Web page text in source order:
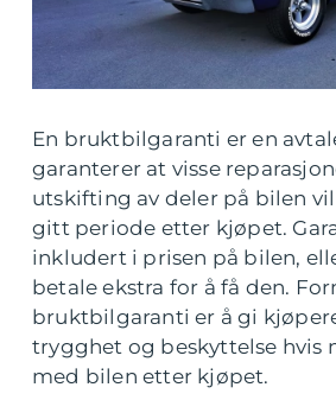
En bruktbilgaranti er en
garanterer at visse
utskifting av deler på bilen
gitt periode etter kjøpet.
inkludert i prisen på bilen,
betale ekstra for å få den.
bruktbilgaranti er å gi
trygghet og beskyttelse hvis
med bilen etter kjøpet.